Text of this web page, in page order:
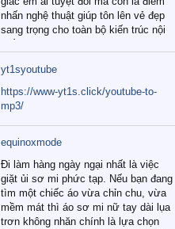
nhấn nghệ thuật giúp tôn lên vẻ đẹp
sang trọng cho toàn bộ kiến trúc nội
Tuy nhiên, giữa thị trường đa dạng
với vô vàn thương hiệu và mẫu mã
như hiện nay, làm thế nào để chọn
được những bộ chăn ga gối đệm cao
cấp thực sự chất lượng, phù hợp với
khí hậu và nhu cầu sử dụng của gia
đình? Hãy cùng chúng tôi đi tìm lời
giải đáp chi tiết qua bài viết dưới đây.
1. Tại sao các gia đình hiện đại lại ưa
chuộng chăn ga gối đệm cao cấp?
yt1syoutube
https://www-yt1s.click/youtube-to-
mp3/
equinoxmode
Đi làm hàng ngày ngại nhất là việc
giặt ủi sơ mi phức tạp. Nếu bạn đang
tìm một chiếc áo vừa chỉn chu, vừa
mềm mát thì áo sơ mi nữ tay dài lụa
trơn không nhăn chính là lựa chọn